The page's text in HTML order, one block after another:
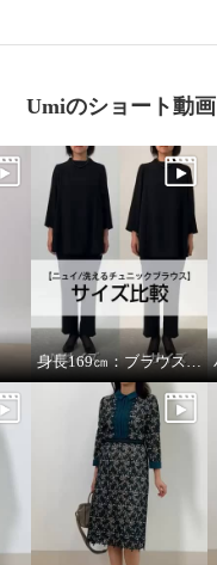
Umiのショート動画
身長169㎝：ブラウスMサイズとLサイズを着比べ